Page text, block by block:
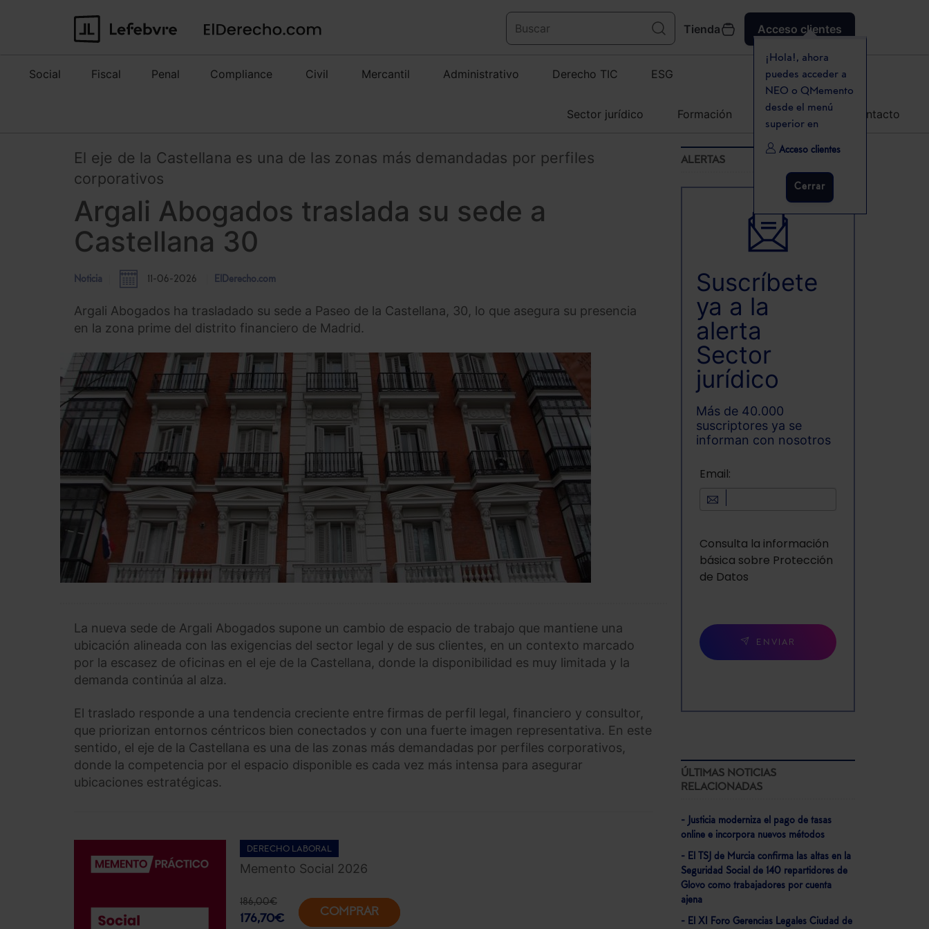
Tienda Acceso clientes
¡Hola!, ahora
puedes acceder a
NEO o QMemento
desde el menú
superior en
Acceso clientes
Cerrar
Social Fiscal Penal Compliance Civil Mercantil Administrativo Derecho TIC ESG
Sector jurídico Formación Agenda Contacto
El eje de la Castellana es una de las zonas más demandadas por perfiles
corporativos
Argali Abogados traslada su sede a
Castellana 30
Noticia 11-06-2026 ElDerecho.com
Argali Abogados ha trasladado su sede a Paseo de la Castellana, 30, lo que asegura su presencia
en la zona prime del distrito financiero de Madrid.
La nueva sede de Argali Abogados supone un cambio de espacio de trabajo que mantiene una
ubicación alineada con las exigencias del sector legal y de sus clientes, en un contexto marcado
por la escasez de oficinas en el eje de la Castellana, donde la disponibilidad es muy limitada y la
demanda continúa al alza.
El traslado responde a una tendencia creciente entre firmas de perfil legal, financiero y consultor,
que priorizan entornos céntricos bien conectados y con una fuerte imagen representativa. En este
sentido, el eje de la Castellana es una de las zonas más demandadas por perfiles corporativos,
donde la competencia por el espacio disponible es cada vez más intensa para asegurar
ubicaciones estratégicas.
DERECHO LABORAL
Memento Social 2026
186,00€
176,70€
COMPRAR
ALERTAS
Suscríbete
ya a la
alerta
Sector
jurídico
Más de 40.000
suscriptores ya se
informan con nosotros
Email:
Consulta la información
básica sobre Protección
de Datos
ENVIAR
ÚLTIMAS NOTICIAS
RELACIONADAS
- Justicia moderniza el pago de tasas
online e incorpora nuevos métodos
- El TSJ de Murcia confirma las altas en la
Seguridad Social de 140 repartidores de
Glovo como trabajadores por cuenta
ajena
- El XI Foro Gerencias Legales Ciudad de